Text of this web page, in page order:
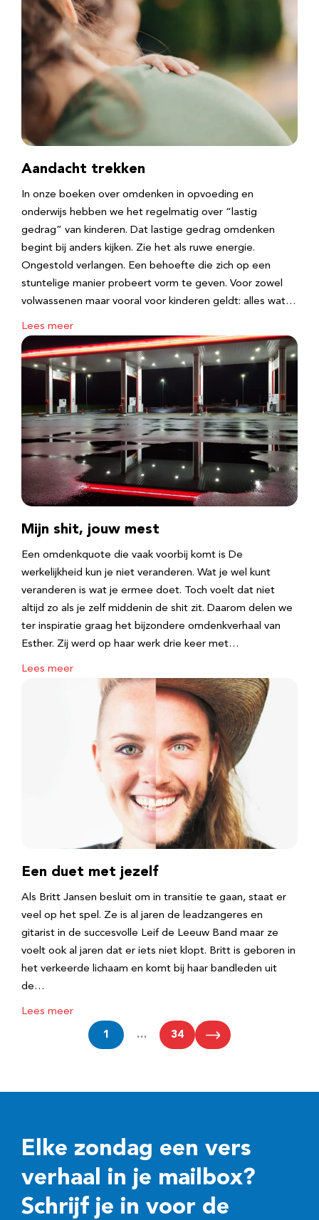
Aandacht trekken
In onze boeken over omdenken in opvoeding en
onderwijs hebben we het regelmatig over “lastig
gedrag” van kinderen. Dat lastige gedrag omdenken
begint bij anders kijken. Zie het als ruwe energie.
Ongestold verlangen. Een behoefte die zich op een
stuntelige manier probeert vorm te geven. Voor zowel
volwassenen maar vooral voor kinderen geldt: alles wat…
Lees meer
Mijn shit, jouw mest
Een omdenkquote die vaak voorbij komt is De
werkelijkheid kun je niet veranderen. Wat je wel kunt
veranderen is wat je ermee doet. Toch voelt dat niet
altijd zo als je zelf middenin de shit zit. Daarom delen we
ter inspiratie graag het bijzondere omdenkverhaal van
Esther. Zij werd op haar werk drie keer met…
Lees meer
Een duet met jezelf
Als Britt Jansen besluit om in transitie te gaan, staat er
veel op het spel. Ze is al jaren de leadzangeres en
gitarist in de succesvolle Leif de Leeuw Band maar ze
voelt ook al jaren dat er iets niet klopt. Britt is geboren in
het verkeerde lichaam en komt bij haar bandleden uit
de…
Lees meer
1 … 34
Elke zondag een vers
verhaal in je mailbox?
Schrijf je in voor de